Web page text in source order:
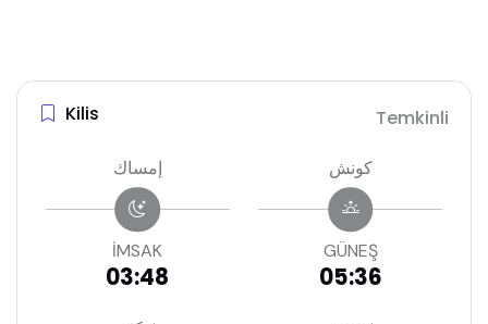
Kilis Temkinli
إمساك
İMSAK
03:48
كونش
GÜNEŞ
05:36